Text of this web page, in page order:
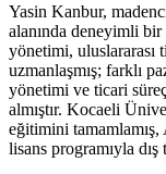
Yasin Kanbur,
alanında deneyimli bir
yönetimi, uluslararası
uzmanlaşmış; farklı
yönetimi ve ticari
almıştır. Kocaeli
eğitimini
lisans programıyla